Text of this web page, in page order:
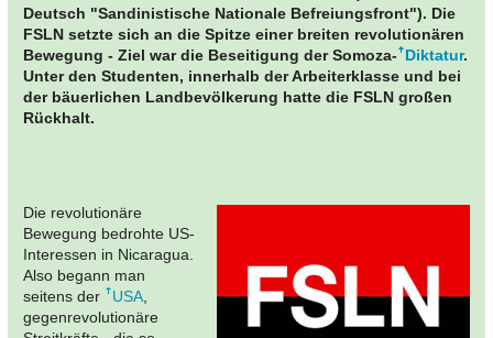
Deutsch "Sandinistische Nationale Befreiungsfront"). Die
FSLN setzte sich an die Spitze einer breiten revolutionären
Bewegung - Ziel war die Beseitigung der Somoza- Diktatur.
Unter den Studenten, innerhalb der Arbeiterklasse und bei
der bäuerlichen Landbevölkerung hatte die FSLN großen
Rückhalt.
Die revolutionäre
Bewegung bedrohte US-
Interessen in Nicaragua.
Also begann man
seitens der
USA,
gegenrevolutionäre